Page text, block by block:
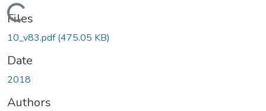
Loading...
Files
10_v83.pdf(475.05 KB)
Date
2018
Authors